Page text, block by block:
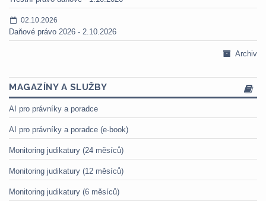
02.10.2026
Daňové právo 2026 - 2.10.2026
Archiv
MAGAZÍNY A SLUŽBY
AI pro právníky a poradce
AI pro právníky a poradce (e-book)
Monitoring judikatury (24 měsíců)
Monitoring judikatury (12 měsíců)
Monitoring judikatury (6 měsíců)